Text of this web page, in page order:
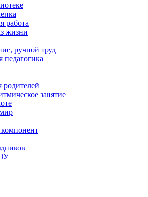
работа
жизни
ручной труд
педагогика
родителей
занятие